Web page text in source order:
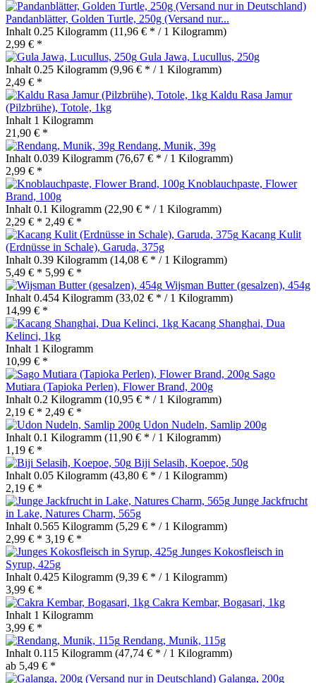
Pandanblätter, Golden Turtle, 250g (Versand nur...
Inhalt 0.25 Kilogramm (11,96 € * / 1 Kilogramm)
2,99 € *
Gula Jawa, Lucullus, 250g
Inhalt 0.25 Kilogramm (9,96 € * / 1 Kilogramm)
2,49 € *
Kaldu Rasa Jamur
(Pilzbrühe), Totole, 1kg
Inhalt 1 Kilogramm
21,90 € *
Rendang, Munik, 39g
Inhalt 0.039 Kilogramm (76,67 € * / 1 Kilogramm)
2,99 € *
Knoblauchpaste, Flower
Brand, 100g
Inhalt 0.1 Kilogramm (22,90 € * / 1 Kilogramm)
2,29 € * 2,49 € *
Kacang Kulit
(Erdnüsse in Schale), Garuda, 375g
Inhalt 0.39 Kilogramm (14,08 € * / 1 Kilogramm)
5,49 € * 5,99 € *
Wijsman Butter (gesalzen), 454g
Inhalt 0.454 Kilogramm (33,02 € * / 1 Kilogramm)
14,99 € *
Kacang Shanghai, Dua
Kelinci, 1kg
Inhalt 1 Kilogramm
10,99 € *
Sago
Mutiara (Tapioka Perlen), Flower Brand, 200g
Inhalt 0.2 Kilogramm (10,95 € * / 1 Kilogramm)
2,19 € * 2,49 € *
Udon Nudeln, Samlip 200g
Inhalt 0.1 Kilogramm (11,90 € * / 1 Kilogramm)
1,19 € *
Biji Selasih, Koepoe, 50g
Inhalt 0.05 Kilogramm (43,80 € * / 1 Kilogramm)
2,19 € *
Junge Jackfrucht
in Lake, Natures Charm, 565g
Inhalt 0.565 Kilogramm (5,29 € * / 1 Kilogramm)
2,99 € * 3,19 € *
Junges Kokosfleisch in
Syrup, 425g
Inhalt 0.425 Kilogramm (9,39 € * / 1 Kilogramm)
3,99 € *
Cakra Kembar, Bogasari, 1kg
Inhalt 1 Kilogramm
3,99 € *
Rendang, Munik, 115g
Inhalt 0.115 Kilogramm (47,74 € * / 1 Kilogramm)
ab 5,49 € *
Galanga, 200g